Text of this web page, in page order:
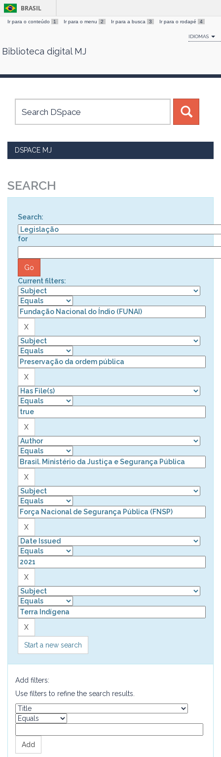
Skip
BRASIL
Ir para o conteúdo 1 Ir para o menu 2 Ir para a busca 3 Ir para o rodapé 4
IDIOMAS
Biblioteca digital MJ
DSPACE MJ
SEARCH
Search:
for
Current filters:
Start a new search
Add filters:
Use filters to refine the search results.